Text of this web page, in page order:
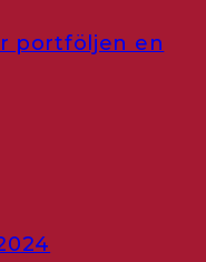
portföljen en